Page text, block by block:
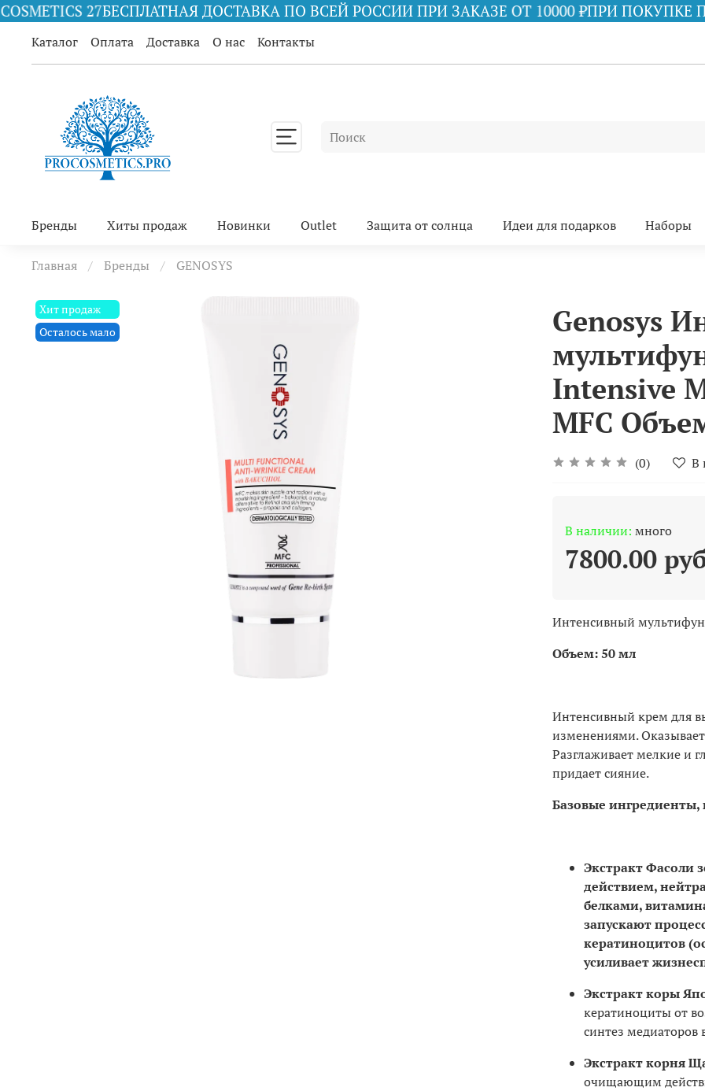
ДОСТАВКА ПО ВСЕЙ РОССИИ ПРИ ЗАКАЗЕ ОТ 10000 ₽ПРИ ПОКУПКЕ ПРОДУКЦИИ iS
Каталог Оплата Доставка О нас Контакты
Бренды Хиты продаж Новинки Outlet Защита от солнца Идеи для подарков Наборы
Главная Бренды GENOSYS
Хит продаж
Осталось мало
Genosys
Intensive
MFC
(0) В
В наличии: много
7800.00
Интенсивный
Объем: 50 мл
Интенсивный крем для
изменениями.
Разглаживает мелкие и
придает сияние.
Базовые ингредиенты,
Экстракт Фасоли
действием,
белками,
запускают
кератиноцитов
усиливает
Экстракт коры
кератиноциты от
синтез медиаторов
Экстракт корня
очищающим